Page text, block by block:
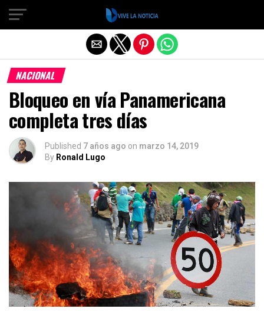
NACIONAL
Bloqueo en vía Panamericana
completa tres días
Published 7 años ago on marzo 14, 2019
By Ronald Lugo
Salir de la versión móvil